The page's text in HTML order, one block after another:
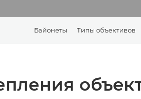
Байонеты Типы объективов